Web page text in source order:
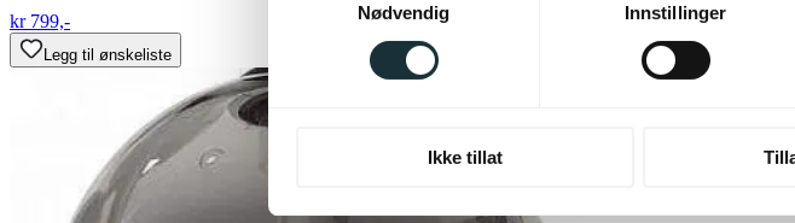
Nødvendig
Innstillinger
Ikke tillat
kr 799,-
Legg til ønskeliste